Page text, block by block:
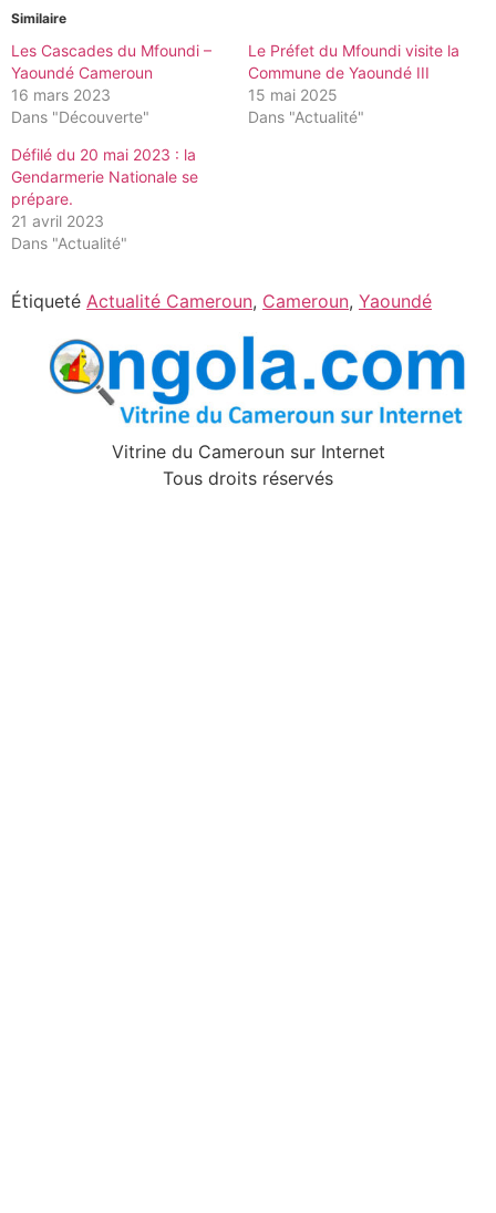
Similaire
Les Cascades du Mfoundi –
Yaoundé Cameroun
16 mars 2023
Dans "Découverte"
Le Préfet du Mfoundi visite la
Commune de Yaoundé III
15 mai 2025
Dans "Actualité"
Défilé du 20 mai 2023 : la
Gendarmerie Nationale se
prépare.
21 avril 2023
Dans "Actualité"
Étiqueté Actualité Cameroun, Cameroun, Yaoundé
Vitrine du Cameroun sur Internet
Tous droits réservés